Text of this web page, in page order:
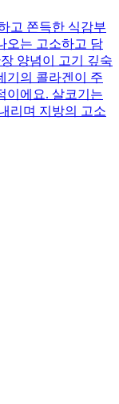
고 쫀득한 식감부
오는 고소하고 담
양념이 고기 깊숙
기의 콜라겐이 주
이에요. 살코기는
리며 지방의 고소